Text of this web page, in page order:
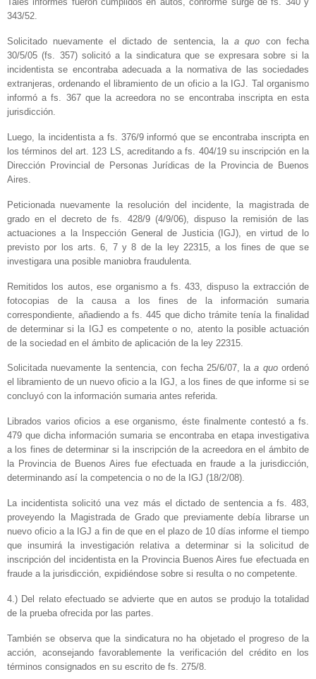
343/52.
Solicitado nuevamente el dictado de sentencia, laa quo con fecha
30/5/05 (fs. 357) solicitó a la sindicatura que se expresara sobre si la
incidentista se encontraba adecuada a la normativa de las sociedades
extranjeras, ordenando el libramiento de un oficio a la IGJ. Tal organismo
informó a fs. 367 que la acreedora no se encontraba inscripta en esta
jurisdicción.
Luego, la incidentista a fs. 376/9 informó que se encontraba inscripta en
los términos del art. 123 LS, acreditando a fs. 404/19 su inscripción en la
Dirección Provincial de Personas Jurídicas de la Provincia de Buenos
Aires.
Peticionada nuevamente la resolución del incidente, la magistrada de
grado en el decreto de fs. 428/9 (4/9/06), dispuso la remisión de las
actuaciones a la Inspección General de Justicia (IGJ), en virtud de lo
previsto por los arts. 6, 7 y 8 de la ley 22315, a los fines de que se
investigara una posible maniobra fraudulenta.
Remitidos los autos, ese organismo a fs. 433, dispuso la extracción de
fotocopias de la causa a los fines de la información sumaria
correspondiente, añadiendo a fs. 445 que dicho trámite tenía la finalidad
de determinar si la IGJ es competente o no, atento la posible actuación
de la sociedad en el ámbito de aplicación de la ley 22315.
Solicitada nuevamente la sentencia, con fecha 25/6/07, laa quoordenó
el libramiento de un nuevo oficio a la IGJ, a los fines de que informe si se
concluyó con la información sumaria antes referida.
Librados varios oficios a ese organismo, éste finalmente contestó a fs.
479 que dicha información sumaria se encontraba en etapa investigativa
a los fines de determinar si la inscripción de la acreedora en el ámbito de
la Provincia de Buenos Aires fue efectuada en fraude a la jurisdicción,
determinando así la competencia o no de la IGJ (18/2/08).
La incidentista solicitó una vez más el dictado de sentencia a fs. 483,
proveyendo la Magistrada de Grado que previamente debía librarse un
nuevo oficio a la IGJ a fin de que en el plazo de 10 días informe el tiempo
que insumirá la investigación relativa a determinar si la solicitud de
inscripción del incidentista en la Provincia Buenos Aires fue efectuada en
fraude a la jurisdicción, expidiéndose sobre si resulta o no competente.
4.) Del relato efectuado se advierte que en autos se produjo la totalidad
de la prueba ofrecida por las partes.
También se observa que la sindicatura no ha objetado el progreso de la
acción, aconsejando favorablemente la verificación del crédito en los
términos consignados en su escrito de fs. 275/8.